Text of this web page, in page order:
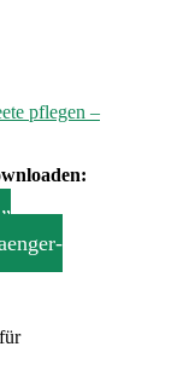
pflegen –